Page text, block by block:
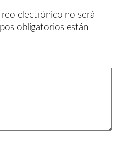
electrónico no será
obligatorios están